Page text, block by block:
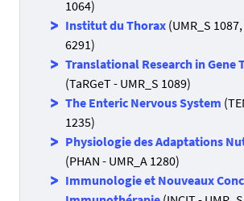
1064)
Institut du Thorax (UMR_S
6291)
Translational Research in Gene
(TaRGeT - UMR_S 1089)
The Enteric Nervous System
1235)
Physiologie des Adaptations
(PHAN - UMR_A 1280)
Immunologie et Nouveaux